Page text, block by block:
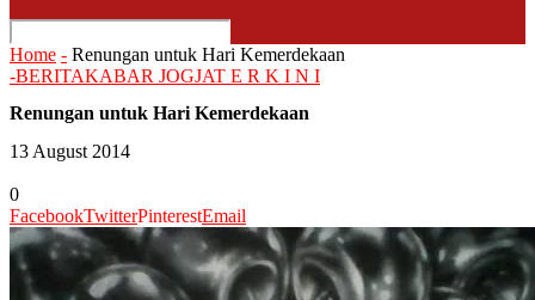
Home - Renungan untuk Hari Kemerdekaan
-BERITAKABAR JOGJAT E R K I N I
Renungan untuk Hari Kemerdekaan
13 August 2014
0
FacebookTwitterPinterestEmail